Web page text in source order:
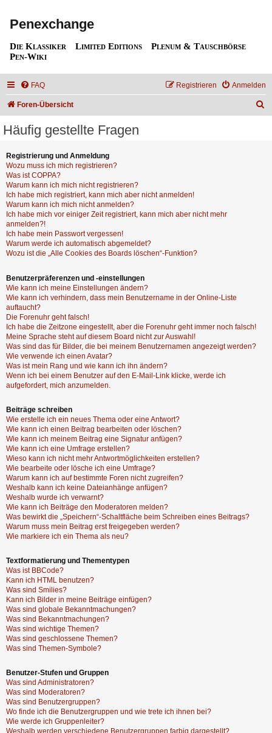
Penexchange
Die Klassiker Limited Editions
Plenum & Tauschbörse
Pen-Wiki
FAQ Anmelden
Registrieren
Foren-Übersicht
Häufig gestellte Fragen
Registrierung und Anmeldung
Wozu muss ich mich registrieren?
Was ist COPPA?
Warum kann ich mich nicht registrieren?
Ich habe mich registriert, kann mich aber nicht anmelden!
Warum kann ich mich nicht anmelden?
Ich habe mich vor einiger Zeit registriert, kann mich aber nicht mehr
anmelden?!
Ich habe mein Passwort vergessen!
Warum werde ich automatisch abgemeldet?
Wozu ist die „Alle Cookies des Boards löschen“-Funktion?
Benutzerpräferenzen und -einstellungen
Wie kann ich meine Einstellungen ändern?
Wie kann ich verhindern, dass mein Benutzername in der Online-Liste
auftaucht?
Die Forenuhr geht falsch!
Ich habe die Zeitzone eingestellt, aber die Forenuhr geht immer noch falsch!
Meine Sprache steht auf diesem Board nicht zur Auswahl!
Was sind das für Bilder, die bei meinem Benutzernamen angezeigt werden?
Wie verwende ich einen Avatar?
Was ist mein Rang und wie kann ich ihn ändern?
Wenn ich bei einem Benutzer auf den E-Mail-Link klicke, werde ich
aufgefordert, mich anzumelden.
Beiträge schreiben
Wie erstelle ich ein neues Thema oder eine Antwort?
Wie kann ich einen Beitrag bearbeiten oder löschen?
Wie kann ich meinem Beitrag eine Signatur anfügen?
Wie kann ich eine Umfrage erstellen?
Wieso kann ich nicht mehr Antwortmöglichkeiten erstellen?
Wie bearbeite oder lösche ich eine Umfrage?
Warum kann ich auf bestimmte Foren nicht zugreifen?
Weshalb kann ich keine Dateianhänge anfügen?
Weshalb wurde ich verwarnt?
Wie kann ich Beiträge den Moderatoren melden?
Was bewirkt die „Speichern“-Schaltfläche beim Schreiben eines Beitrags?
Warum muss mein Beitrag erst freigegeben werden?
Wie markiere ich ein Thema als neu?
Textformatierung und Thementypen
Was ist BBCode?
Kann ich HTML benutzen?
Was sind Smilies?
Kann ich Bilder in meine Beiträge einfügen?
Was sind globale Bekanntmachungen?
Was sind Bekanntmachungen?
Was sind wichtige Themen?
Was sind geschlossene Themen?
Was sind Themen-Symbole?
Benutzer-Stufen und Gruppen
Was sind Administratoren?
Was sind Moderatoren?
Was sind Benutzergruppen?
Wo finde ich die Benutzergruppen und wie trete ich ihnen bei?
Wie werde ich Gruppenleiter?